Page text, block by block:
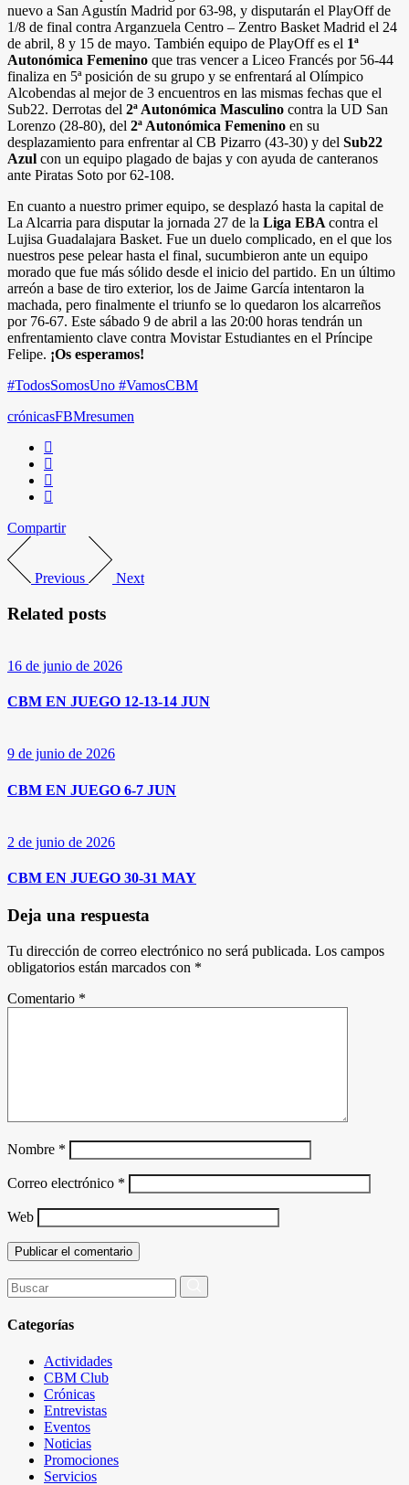
nuevo a San Agustín Madrid por 63-98, y disputarán el PlayOff de
1/8 de final contra Arganzuela Centro – Zentro Basket Madrid el 24
de abril, 8 y 15 de mayo. También equipo de PlayOff es el 1ª
Autonómica Femenino que tras vencer a Liceo Francés por 56-44
finaliza en 5ª posición de su grupo y se enfrentará al Olímpico
Alcobendas al mejor de 3 encuentros en las mismas fechas que el
Sub22. Derrotas del 2ª Autonómica Masculino contra la UD San
Lorenzo (28-80), del 2ª Autonómica Femenino en su
desplazamiento para enfrentar al CB Pizarro (43-30) y del Sub22
Azul con un equipo plagado de bajas y con ayuda de canteranos
ante Piratas Soto por 62-108.
En cuanto a nuestro primer equipo, se desplazó hasta la capital de
La Alcarria para disputar la jornada 27 de la Liga EBAcontra el
Lujisa Guadalajara Basket. Fue un duelo complicado, en el que los
nuestros pese pelear hasta el final, sucumbieron ante un equipo
morado que fue más sólido desde el inicio del partido. En un último
arreón a base de tiro exterior, los de Jaime García intentaron la
machada, pero finalmente el triunfo se lo quedaron los alcarreños
por 76-67. Este sábado 9 de abril a las 20:00 horas tendrán un
enfrentamiento clave contra Movistar Estudiantes en el Príncipe
Felipe. ¡Os esperamos!
#TodosSomosUno #VamosCBM
crónicasFBMresumen
Compartir
Previous Next
Related posts
16 de junio de 2026
CBM EN JUEGO 12-13-14 JUN
9 de junio de 2026
CBM EN JUEGO 6-7 JUN
2 de junio de 2026
CBM EN JUEGO 30-31 MAY
Deja una respuesta
Tu dirección de correo electrónico no será publicada. Los campos
obligatorios están marcados con *
Comentario *
Nombre *
Correo electrónico *
Web
Buscar
por:
Categorías
Actividades
CBM Club
Crónicas
Entrevistas
Eventos
Noticias
Promociones
Servicios